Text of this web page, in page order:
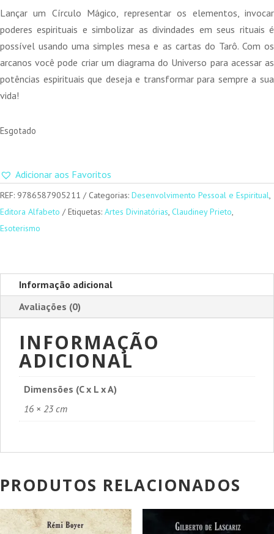
Lançar um Círculo Mágico, representar os elementos, invocar
poderes espirituais e simbolizar as divindades em seus rituais é
possível usando uma simples mesa e as cartas do Tarô. Com os
arcanos você pode criar um diagrama do Universo para acessar as
potências espirituais que deseja e transformar para sempre a sua
vida!
Esgotado
Adicionar aos Favoritos
REF: 9786587905211 Categorias: Desenvolvimento Pessoal e Espiritual,
Editora Alfabeto
Etiquetas: Artes Divinatórias, Claudiney Prieto,
Esoterismo
Informação adicional
Avaliações (0)
INFORMAÇÃO
ADICIONAL
Dimensões (C x L x A)
16 × 23 cm
PRODUTOS RELACIONADOS
PROMOÇÃO! PROMOÇÃO!